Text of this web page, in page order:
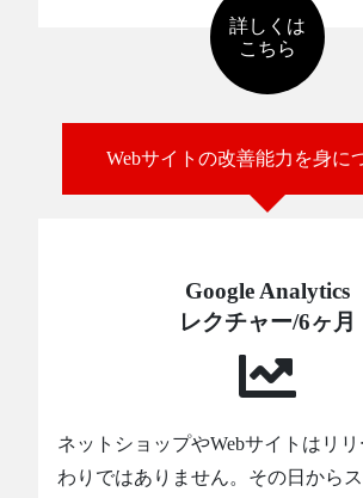
詳しくは
こちら
Webサイトの改善能力を身に
Google Analytics
レクチャー/6ヶ月
ネットショップやWebサイトはリ
わりではありません。その日から